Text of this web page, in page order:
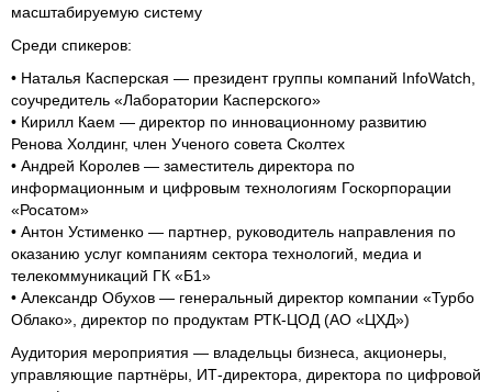
масштабируемую систему
Среди спикеров:
• Наталья Касперская — президент группы компаний InfoWatch,
соучредитель «Лаборатории Касперского»
• Кирилл Каем — директор по инновационному развитию
Ренова Холдинг, член Ученого совета Сколтех
• Андрей Королев — заместитель директора по
информационным и цифровым технологиям Госкорпорации
«Росатом»
• Антон Устименко — партнер, руководитель направления по
оказанию услуг компаниям сектора технологий, медиа и
телекоммуникаций ГК «Б1»
• Александр Обухов — генеральный директор компании «Турбо
Облако», директор по продуктам РТК-ЦОД (АО «ЦХД»)
Аудитория мероприятия — владельцы бизнеса, акционеры,
управляющие партнёры, ИТ-директора, директора по цифровой